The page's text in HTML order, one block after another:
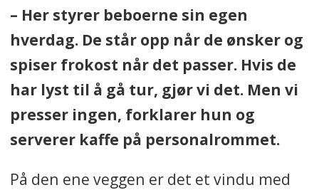
– Her styrer beboerne sin egen
hverdag. De står opp når de ønsker og
spiser frokost når det passer. Hvis de
har lyst til å gå tur, gjør vi det. Men vi
presser ingen, forklarer hun og
serverer kaffe på personalrommet.
På den ene veggen er det et vindu med